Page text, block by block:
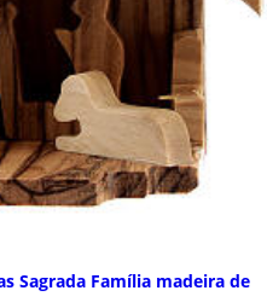
Sagrada Família madeira de